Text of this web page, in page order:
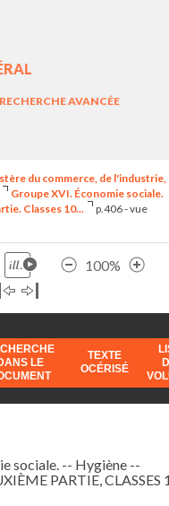
RECHERCHE AVANCÉE
du commerce, de l'industrie,
Groupe XVI. Économie sociale.
Classes 10...
p.406 - vue
100%
LE
TEXTE
OCÉRISÉ
sociale. -- Hygiène --
PARTIE, CLASSES